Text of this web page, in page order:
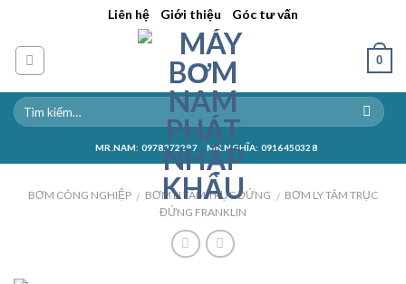
content
Liên hệ Giới thiệu Góc tư vấn
0
MR.NAM: 0978272297 MR.NGHĨA: 0916450328
BƠM CÔNG NGHIỆP / BƠM LI TÂM TRỤC ĐỨNG / BƠM LY TÂM TRỤC
ĐỨNG FRANKLIN